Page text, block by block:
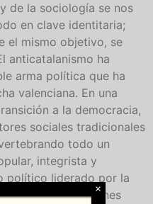
de la sociología se nos
en clave identitaria;
el mismo objetivo, se
anticatalanismo ha
arma política que ha
valenciana. En una
a la democracia,
sociales tradicionales
todo un
integrista y
político liderado por la
primeras elecciones
×